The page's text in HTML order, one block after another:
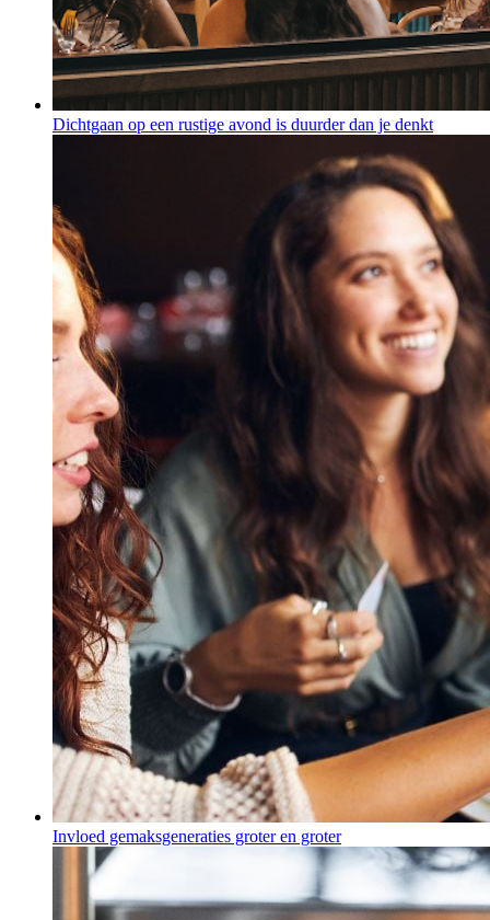
Dichtgaan op een rustige avond is duurder dan je denkt
Invloed gemaksgeneraties groter en groter